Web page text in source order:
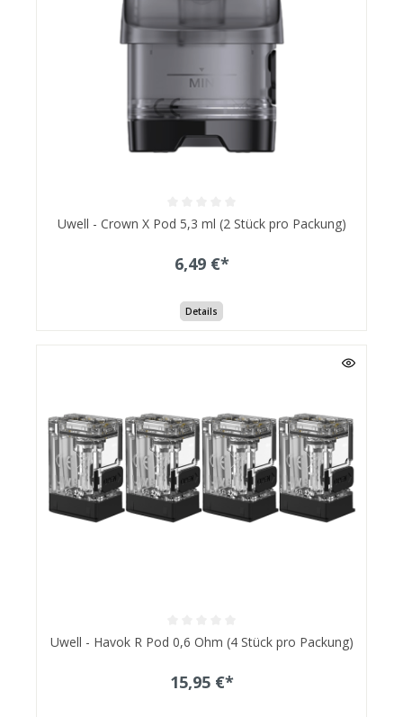
Uwell - Crown X Pod 5,3 ml (2 Stück pro Packung)
6,49 €*
Details
Uwell - Havok R Pod 0,6 Ohm (4 Stück pro Packung)
15,95 €*